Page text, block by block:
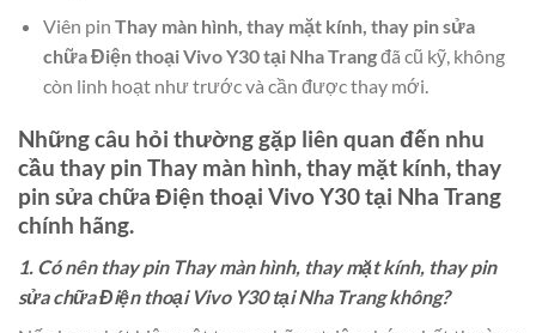
Viên pin Thay màn hình, thay mặt kính, thay pin sửa
chữa Điện thoại Vivo Y30 tại Nha Trangđã cũ kỹ, không
còn linh hoạt như trước và cần được thay mới.
Những câu hỏi thường gặp liên quan đến nhu
cầu thay pin Thay màn hình, thay mặt kính, thay
pin sửa chữa Điện thoại Vivo Y30 tại Nha Trang
chính hãng.
1. Có nên thay pin Thay màn hình, thay mặt kính, thay pin
sửa chữa Điện thoại Vivo Y30 tại Nha Trang không?